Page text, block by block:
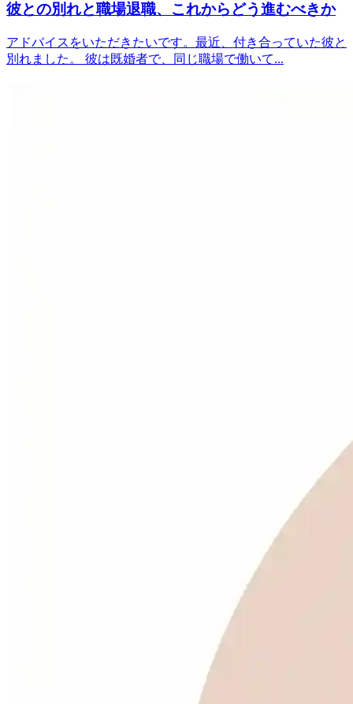
彼との別れと職場退職、これからどう進むべきか
アドバイスをいただきたいです。最近、付き合っていた彼と
別れました。 彼は既婚者で、同じ職場で働いて...